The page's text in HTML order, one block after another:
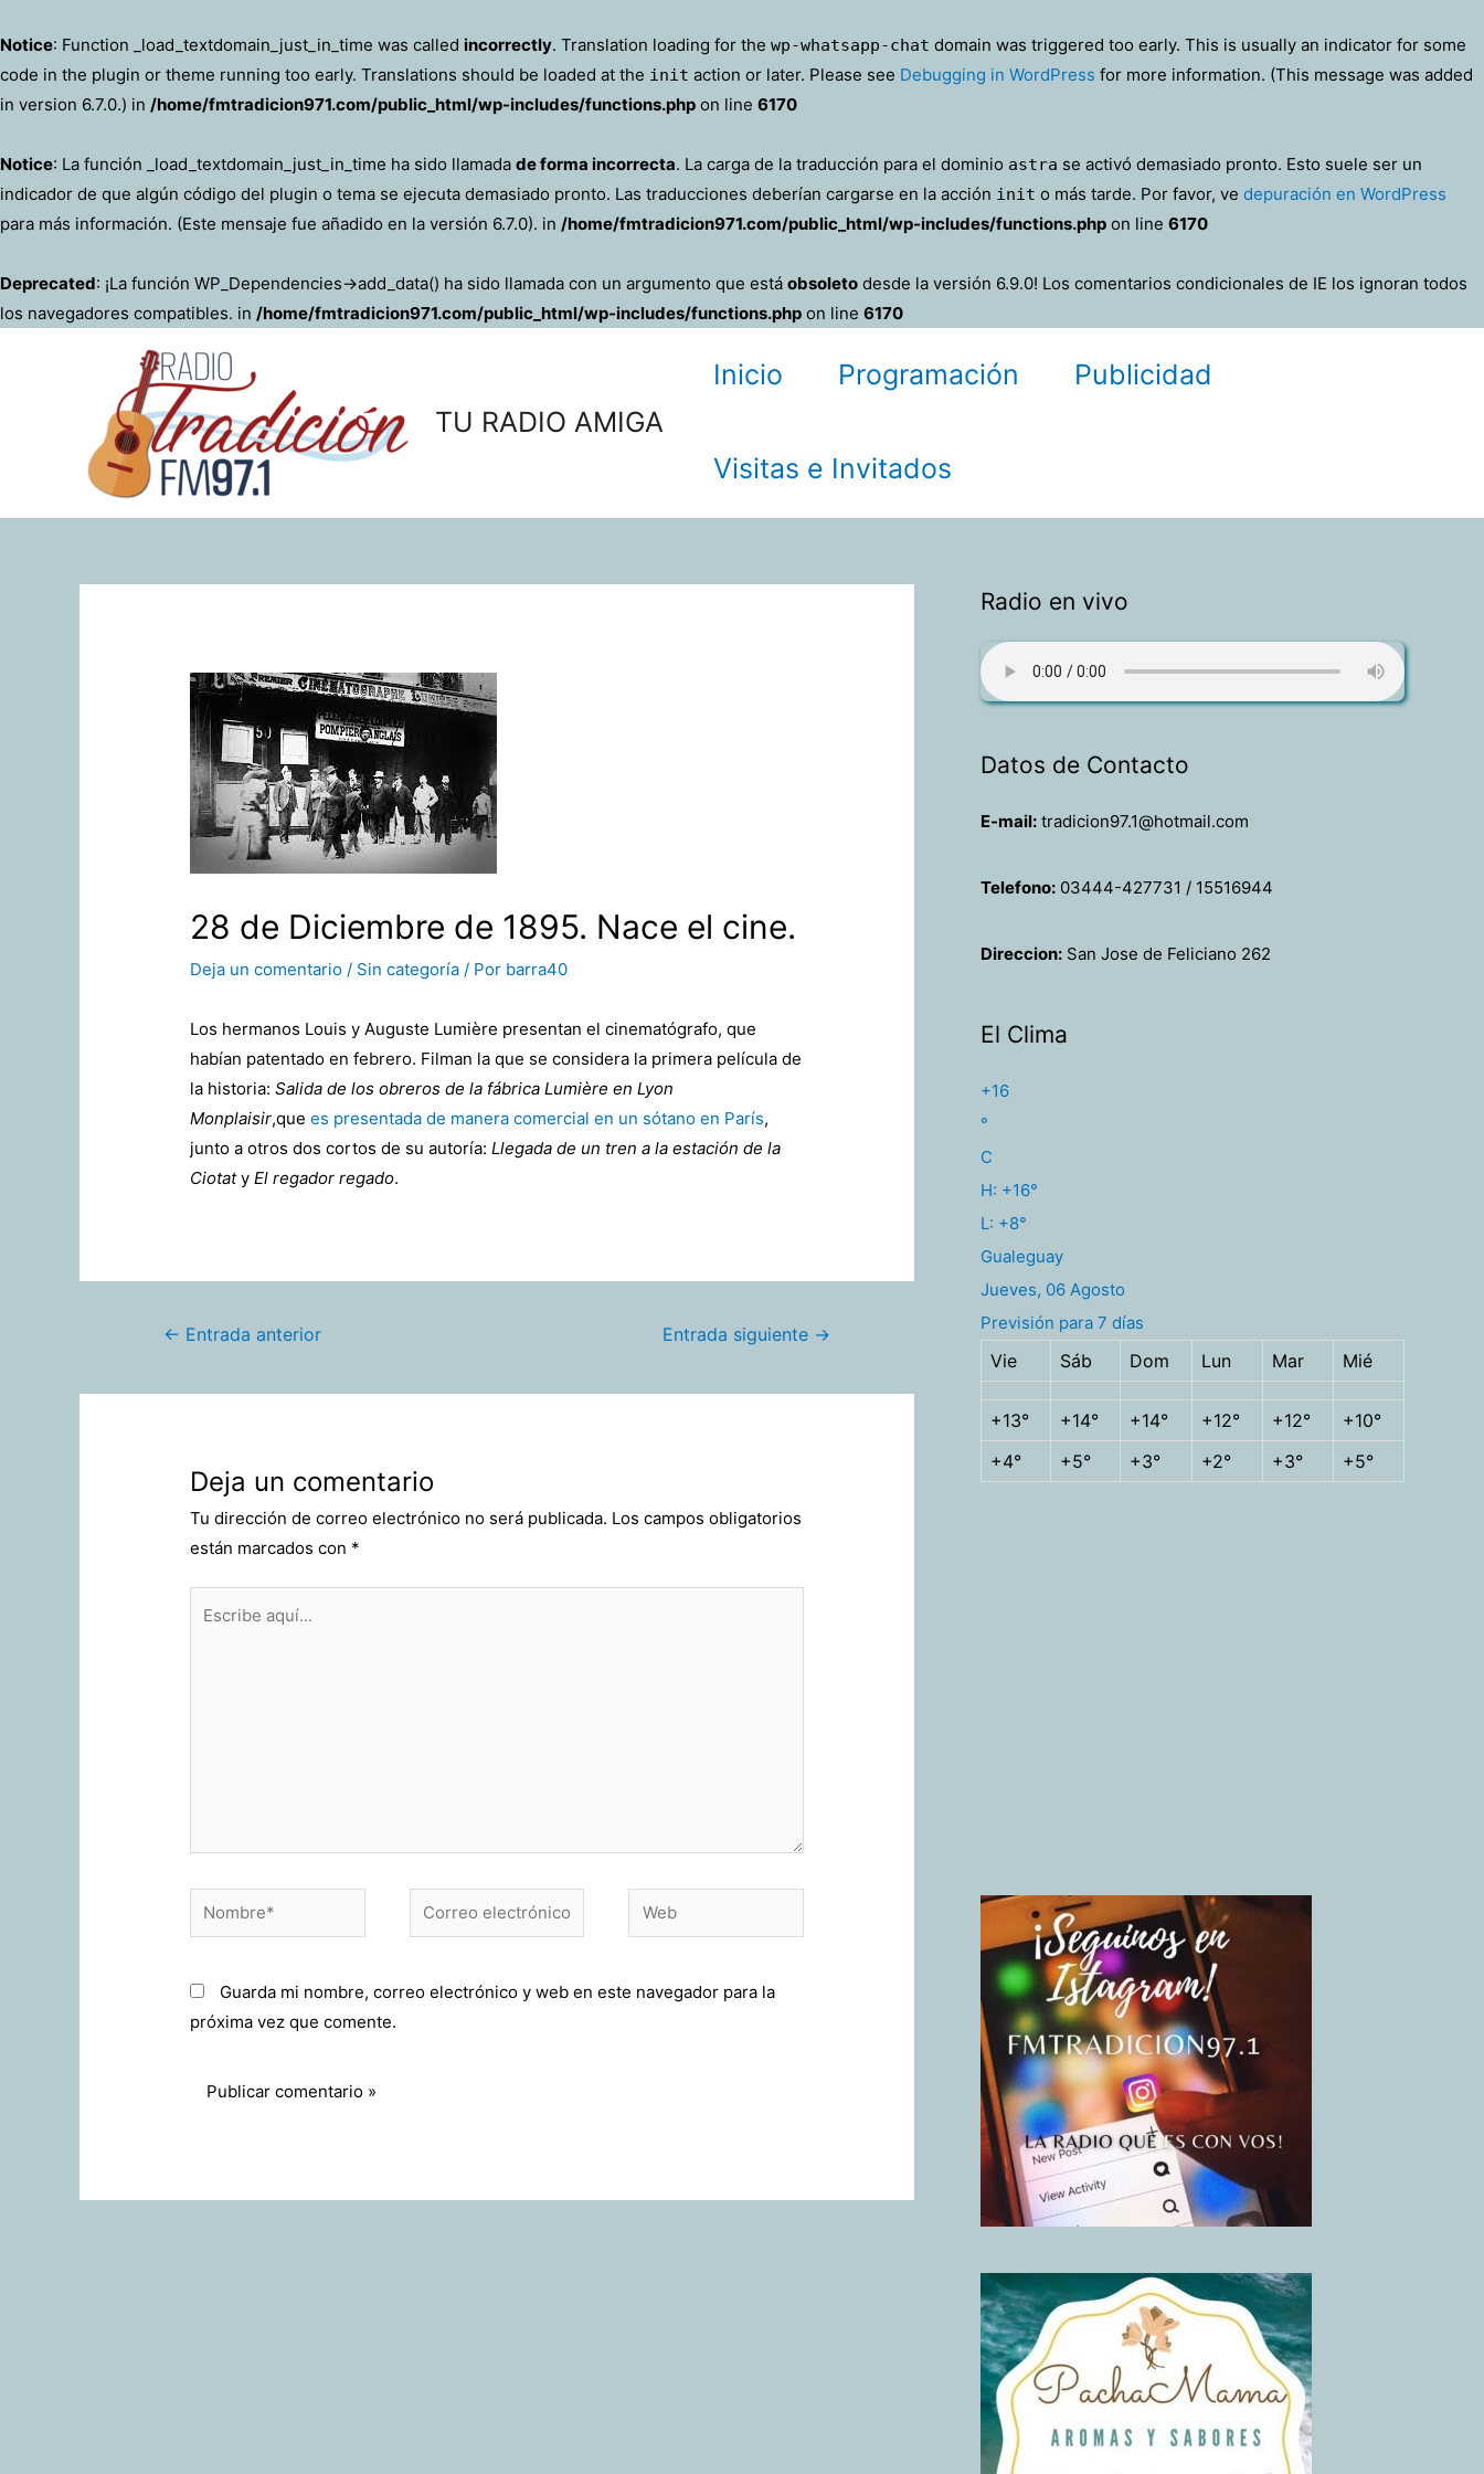
Notice: Function _load_textdomain_just_in_time was called incorrectly. Translation loading for the wp-whatsapp-chat domain was triggered too early. This is usually an indicator for some
code in the plugin or theme running too early. Translations should be loaded at the init action or later. Please see Debugging in WordPress for more information. (This message was added
in version 6.7.0.) in /home/fmtradicion971.com/public_html/wp-includes/functions.php on line 6170
Notice: La función _load_textdomain_just_in_time ha sido llamada de forma incorrecta. La carga de la traducción para el dominio astra se activó demasiado pronto. Esto suele ser un
indicador de que algún código del plugin o tema se ejecuta demasiado pronto. Las traducciones deberían cargarse en la acción init o más tarde. Por favor, ve depuración en WordPress
para más información. (Este mensaje fue añadido en la versión 6.7.0). in /home/fmtradicion971.com/public_html/wp-includes/functions.php on line 6170
Deprecated: ¡La función WP_Dependencies->add_data() ha sido llamada con un argumento que está obsoleto desde la versión 6.9.0! Los comentarios condicionales de IE los ignoran todos
los navegadores compatibles. in /home/fmtradicion971.com/public_html/wp-includes/functions.php on line 6170
TU RADIO AMIGA
Inicio Programación Publicidad
Visitas e Invitados
28 de Diciembre de 1895. Nace el cine.
Deja un comentario / Sin categoría / Por barra40
Los hermanos Louis y Auguste Lumière presentan el cinematógrafo, que
habían patentado en febrero. Filman la que se considera la primera película de
la historia:Salida de los obreros de la fábrica Lumière en Lyon
Monplaisir,quees presentada de manera comercial en un sótano en París,
junto a otros dos cortos de su autoría:Llegada de un tren a la estación de la
CiotatyEl regador regado.
Navegación
← Entrada anterior Entrada siguiente →
Deja un comentario
Tu dirección de correo electrónico no será publicada. Los campos obligatorios
están marcados con *
Nombre*
Correo
electrónico*
Web
Guarda mi nombre, correo electrónico y web en este navegador para la
próxima vez que comente.
Radio en vivo
Datos de Contacto
E-mail: tradicion97.1@hotmail.com
Telefono: 03444-427731 / 15516944
Direccion: San Jose de Feliciano 262
El Clima
+16
°
C
H: +16°
L: +8°
Gualeguay
Jueves, 06 Agosto
Previsión para 7 días
Vie Sáb Dom Lun Mar Mié
+13° +14° +14° +12° +12° +10°
+4° +5° +3° +2° +3° +5°